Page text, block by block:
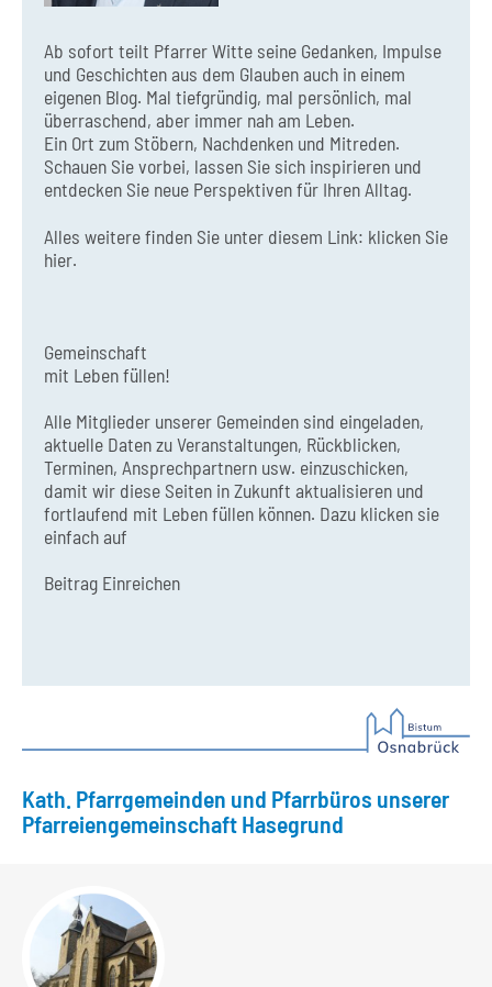
Ab sofort teilt Pfarrer Witte seine Gedanken, Impulse
und Geschichten aus dem Glauben auch in einem
eigenen Blog. Mal tiefgründig, mal persönlich, mal
überraschend, aber immer nah am Leben.
Ein Ort zum Stöbern, Nachdenken und Mitreden.
Schauen Sie vorbei, lassen Sie sich inspirieren und
entdecken Sie neue Perspektiven für Ihren Alltag.
Alles weitere finden Sie unter diesem Link: klicken Sie
hier.
Gemeinschaft
mit Leben füllen!
Alle Mitglieder unserer Gemeinden sind eingeladen,
aktuelle Daten zu Veranstaltungen, Rückblicken,
Terminen, Ansprechpartnern usw. einzuschicken,
damit wir diese Seiten in Zukunft aktualisieren und
fortlaufend mit Leben füllen können. Dazu klicken sie
einfach auf
Beitrag Einreichen
Kath. Pfarrgemeinden und Pfarrbüros unserer
Pfarreiengemeinschaft Hasegrund